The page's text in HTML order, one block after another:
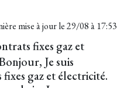
mise à jour le29/08 à 17:53
fixes gaz et
Je suis
gaz et électricité.